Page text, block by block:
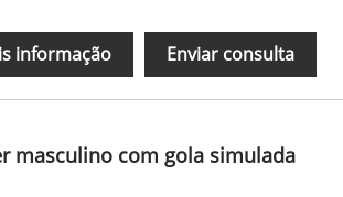
informação Enviar consulta
masculino com gola simulada